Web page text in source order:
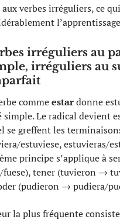
aux verbes irréguliers, ce
irréguliers au
irréguliers au
commeestardonne
simple. Le radical devient
se greffent les
estuviese, estuvieras/
principe s’applique à
fuese), tener (tuvieron →
(pudieron → pudiera/
la plus fréquente